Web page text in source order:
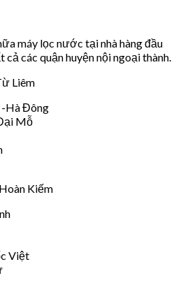
máy lọc nước tại nhà hàng đầu
các quận huyện nội ngoại thành.
Liêm
-Hà Đông
Mỗ
Kiếm
Việt